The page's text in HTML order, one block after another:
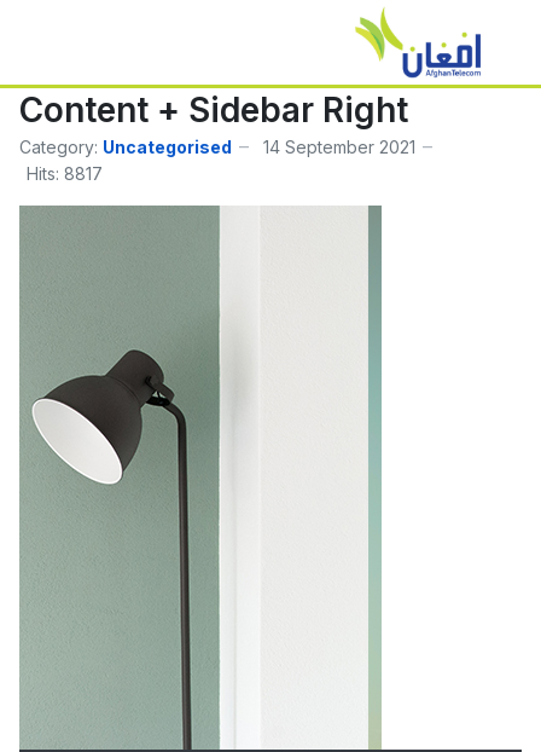
Content + Sidebar Right
Category: Uncategorised
14 September 2021
Hits: 8817